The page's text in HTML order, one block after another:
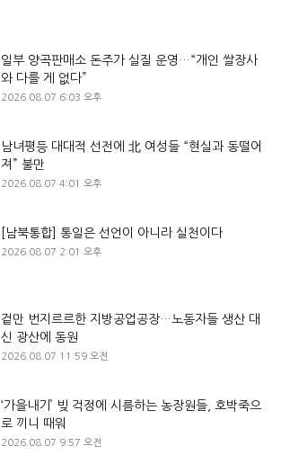
일부 양곡판매소 돈주가 실질 운영…“개인 쌀장사
와 다를 게 없다”
2026.08.07 6:03 오후
남녀평등 대대적 선전에 北 여성들 “현실과 동떨어
져” 불만
2026.08.07 4:01 오후
[남북통합] 통일은 선언이 아니라 실천이다
2026.08.07 2:01 오후
겉만 번지르르한 지방공업공장…노동자들 생산 대
신 광산에 동원
2026.08.07 11:59 오전
‘가을내기’ 빚 걱정에 시름하는 농장원들, 호박죽으
로 끼니 때워
2026.08.07 9:57 오전